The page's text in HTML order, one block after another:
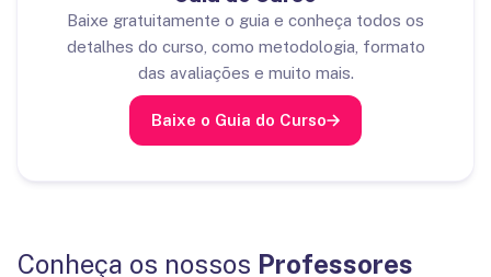
Baixe gratuitamente o guia e conheça todos os
detalhes do curso, como metodologia, formato
das avaliações e muito mais.
Baixe o Guia do Curso
Conheça os nossos Professores